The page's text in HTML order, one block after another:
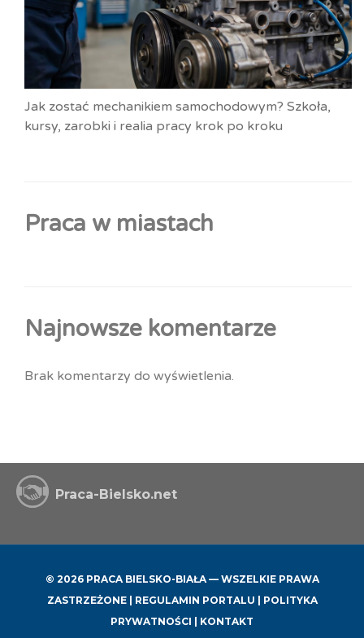
Jak zostać mechanikiem samochodowym? Szkoła,
kursy, zarobki i realia pracy krok po kroku
Praca w miastach
Najnowsze komentarze
Brak komentarzy do wyświetlenia.
Praca-Bielsko.net
© 2026 PRACA BIELSKO-BIAŁA — WSZELKIE PRAWA
ZASTRZEŻONE | REGULAMIN PORTALU
POLITYKA
PRYWATNOŚCI
KONTAKT